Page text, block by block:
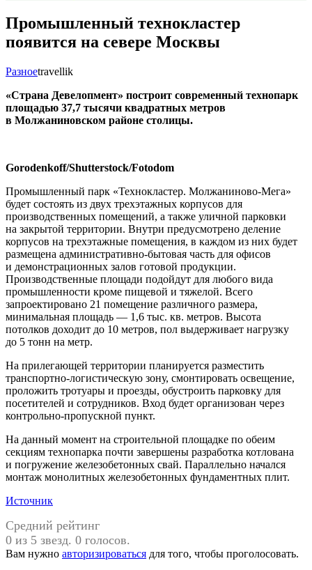
Промышленный технокластер
появится на севере Москвы
Разноеtravellik
«Страна Девелопмент» построит современный технопарк
площадью 37,7 тысячи квадратных метров
в Молжаниновском районе столицы.
Gorodenkoff/Shutterstock/Fotodom
Промышленный парк «Технокластер. Молжаниново-Мега»
будет состоять из двух трехэтажных корпусов для
производственных помещений, а также уличной парковки
на закрытой территории. Внутри предусмотрено деление
корпусов на трехэтажные помещения, в каждом из них будет
размещена административно-бытовая часть для офисов
и демонстрационных залов готовой продукции.
Производственные площади подойдут для любого вида
промышленности кроме пищевой и тяжелой. Всего
запроектировано 21 помещение различного размера,
минимальная площадь — 1,6 тыс. кв. метров. Высота
потолков доходит до 10 метров, пол выдерживает нагрузку
до 5 тонн на метр.
На прилегающей территории планируется разместить
транспортно-логистическую зону, смонтировать освещение,
проложить тротуары и проезды, обустроить парковку для
посетителей и сотрудников. Вход будет организован через
контрольно-пропускной пункт.
На данный момент на строительной площадке по обеим
секциям технопарка почти завершены разработка котлована
и погружение железобетонных свай. Параллельно начался
монтаж монолитных железобетонных фундаментных плит.
Источник
Средний рейтинг
0 из 5 звезд. 0 голосов.
Вам нужно авторизироваться для того, чтобы проголосовать.